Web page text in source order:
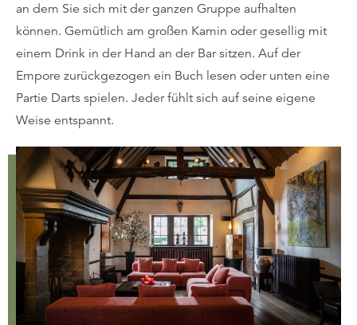
an dem Sie sich mit der ganzen Gruppe aufhalten
können. Gemütlich am großen Kamin oder gesellig mit
einem Drink in der Hand an der Bar sitzen. Auf der
Empore zurückgezogen ein Buch lesen oder unten eine
Partie Darts spielen. Jeder fühlt sich auf seine eigene
Weise entspannt.